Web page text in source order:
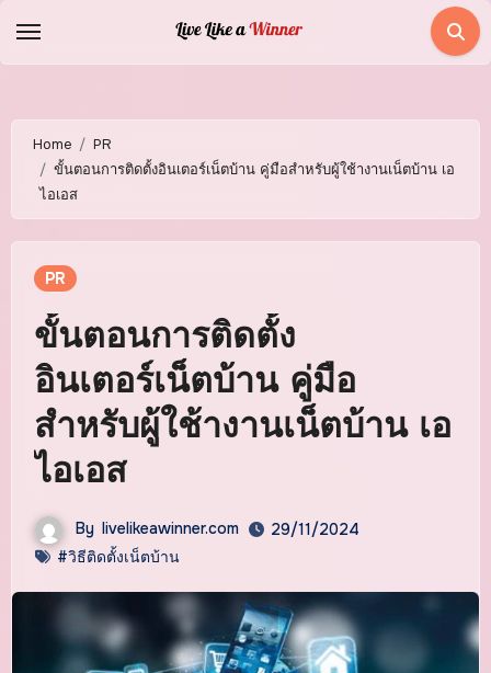
Home
PR
ขั้นตอนการติดตั้งอินเตอร์เน็ตบ้าน คู่มือสำหรับผู้ใช้างานเน็ตบ้าน เอ
ไอเอส
PR
ขั้นตอนการติดตั้ง
อินเตอร์เน็ตบ้าน คู่มือ
สำหรับผู้ใช้างานเน็ตบ้าน เอ
ไอเอส
By livelikeawinner.com
29/11/2024
#วิธีติดตั้งเน็ตบ้าน